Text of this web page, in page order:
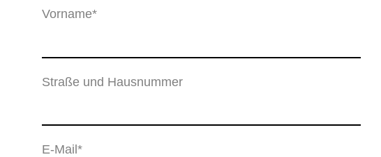
Vorname*
Straße und Hausnummer
E-Mail*